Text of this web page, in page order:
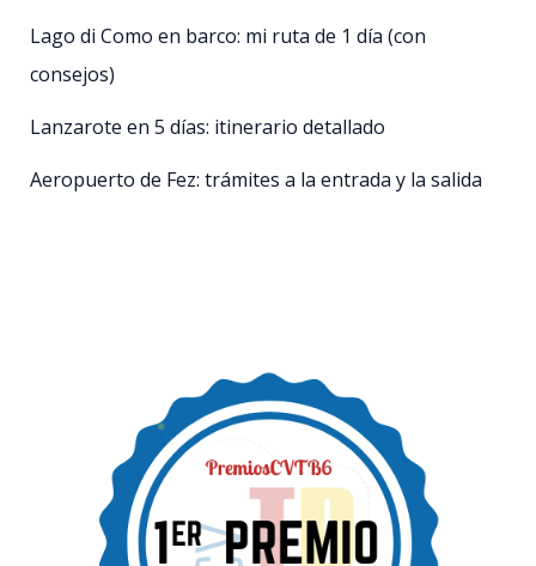
Lago di Como en barco: mi ruta de 1 día (con
consejos)
Lanzarote en 5 días: itinerario detallado
Aeropuerto de Fez: trámites a la entrada y la salida